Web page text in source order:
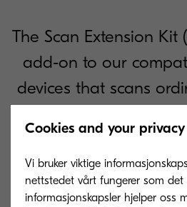
The Scan Extension
add-on to our
devices that scans
editable PDFs using
Character
Cookies and your privacy
Vi bruker viktige
nettstedet vårt fungerer som det
informasjonskapsler hjelper oss